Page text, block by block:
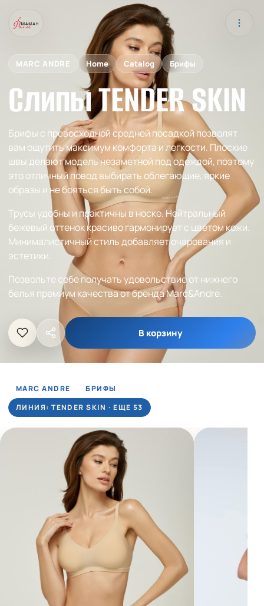
MARC ANDRE Home Catalog Брифы
Слипы TENDER SKIN
Брифы с превосходной средней посадкой позволят
вам ощутить максимум комфорта и легкости. Плоские
швы делают модель незаметной под одеждой, поэтому
это отличный повод выбирать облегающие, яркие
образы и не бояться быть собой.
Трусы удобны и практичны в носке. Нейтральный
бежевый оттенок красиво гармонирует с цветом кожи.
Минималистичный стиль добавляет очарования и
эстетики.
Позвольте себе получать удовольствие от нижнего
белья премиум качества от бренда Marc&Andre.
В корзину
MARC ANDRE
БРИФЫ
ЛИНИЯ: TENDER SKIN · ЕЩЕ 53